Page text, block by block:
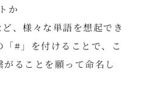
か
、様々な単語を想起でき
#」を付けることで、こ
ることを願って命名し